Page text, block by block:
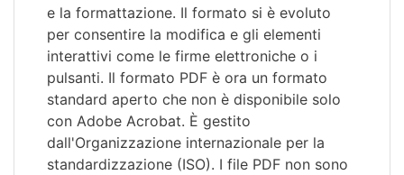
e la formattazione. Il formato si è evoluto
per consentire la modifica e gli elementi
interattivi come le firme elettroniche o i
pulsanti. Il formato PDF è ora un formato
standard aperto che non è disponibile solo
con Adobe Acrobat. È gestito
dall'Organizzazione internazionale per la
standardizzazione (ISO). I file PDF non sono